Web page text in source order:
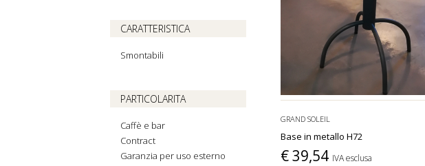
CARATTERISTICA
Smontabili
PARTICOLARITA
Caffè e bar
Contract
Garanzia per uso esterno
GRAND SOLEIL
Base in metallo H72
€ 39,54 IVA esclusa